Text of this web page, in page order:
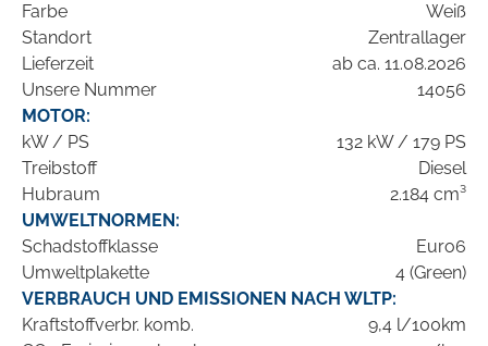
Farbe
Weiß
Standort
Zentrallager
Lieferzeit
ab ca. 11.08.2026
Unsere Nummer
14056
MOTOR:
kW / PS
132 kW / 179 PS
Treibstoff
Diesel
Hubraum
2.184 cm³
UMWELTNORMEN:
Schadstoffklasse
Euro6
Umweltplakette
4 (Green)
VERBRAUCH UND EMISSIONEN NACH WLTP:
Kraftstoffverbr. komb.
9,4 l/100km